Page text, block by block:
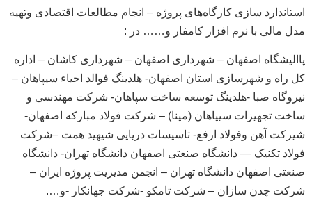
استاندارد سازی کارگاه‌های پروژه – انجام مطالعات اقتصادی وتهیه
مدل مالی با نرم افزار کامفار و…… در :
پاالیشگاه اصفهان – شهرداری اصفهان – شهرداری کاشان – اداره
کل راه و شهرسازی استان اصفهان- هلدینگ فوالد احیاء سیپاهان –
نیروگاه صبا -هلدینگ توسعه ساخت سپاهان- شرکت مهندسی و
ساخت تجهیزات سیپاهان (مپنا) – شرکت فولاد مبارکه اصفهان-
شیرکت آهن وفولاد ارفع- تاسیسات دریایی شیهید همت –شرکت
فولاد تکنیک — دانشگاه صنعتی اصفهان دانشگاه تهران- دانشگاه
صنعتی اصفهان دانشگاه تهران – انجمن مدیریت پروژه ایران –
شرکت چدن سازان – شرکت تامکو -شرکت جهانکار -و….